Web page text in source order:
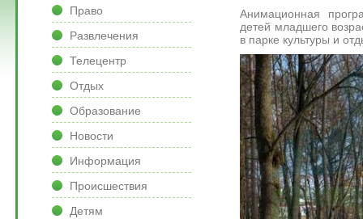
Анимационная
детей младшего
в парке культуры и
Право
Развлечения
Телецентр
Отдых
Образование
Новости
Информация
Происшествия
Детям